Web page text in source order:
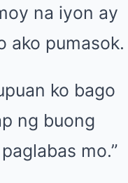
na iyon ay
ako pumasok.
ko bago
ng buong
mo.”